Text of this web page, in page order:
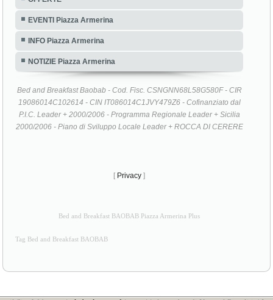
EVENTI Piazza Armerina
INFO Piazza Armerina
NOTIZIE Piazza Armerina
Bed and Breakfast Baobab - Cod. Fisc. CSNGNN68L58G580F - CIR
19086014C102614 - CIN IT086014C1JVY479Z6 - Cofinanziato dal
P.I.C. Leader + 2000/2006 - Programma Regionale Leader + Sicilia
2000/2006 - Piano di Sviluppo Locale Leader + ROCCA DI CERERE
[ Privacy ]
Bed and Breakfast BAOBAB Piazza Armerina Plus
Tag Bed and Breakfast BAOBAB